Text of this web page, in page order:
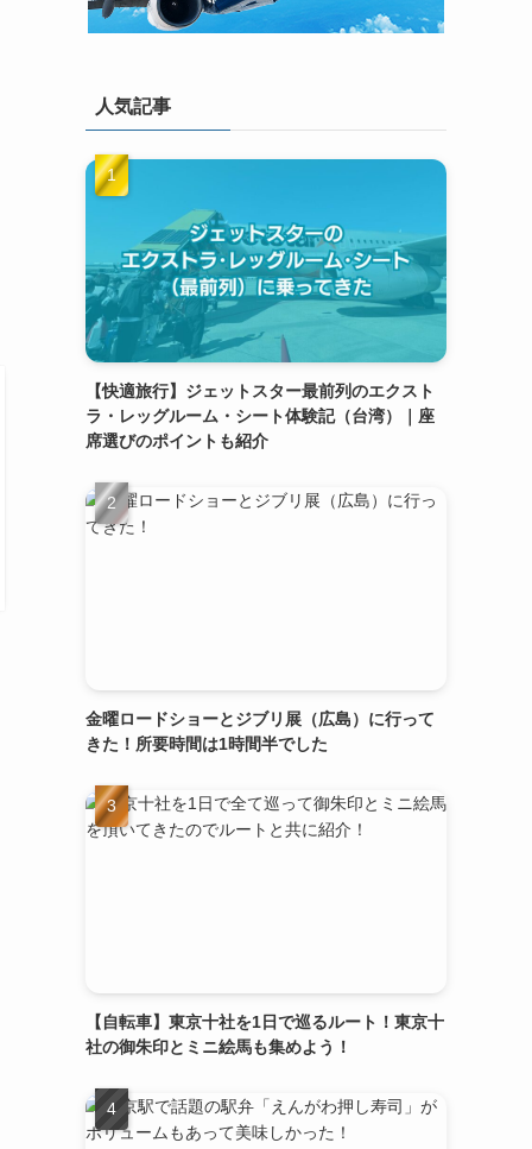
人気記事
【快適旅行】ジェットスター最前列のエクスト
ラ・レッグルーム・シート体験記（台湾）｜座
席選びのポイントも紹介
金曜ロードショーとジブリ展（広島）に行って
きた！所要時間は1時間半でした
【自転車】東京十社を1日で巡るルート！東京十
社の御朱印とミニ絵馬も集めよう！